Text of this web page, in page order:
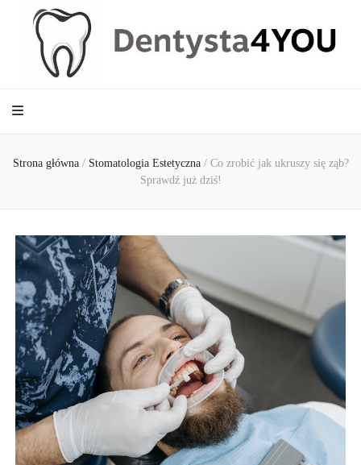
Dentysta4YOU
Strona główna / Stomatologia Estetyczna / Co zrobić jak ukruszy się ząb?
Sprawdź już dziś!